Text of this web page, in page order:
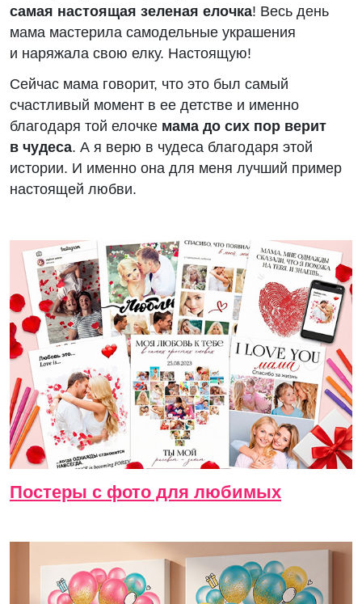
самая настоящая зеленая елочка! Весь день
мама мастерила самодельные украшения
и наряжала свою елку. Настоящую!
Сейчас мама говорит, что это был самый
счастливый момент в ее детстве и именно
благодаря той елочке мама до сих пор верит
в чудеса. А я верю в чудеса благодаря этой
истории. И именно она для меня лучший пример
настоящей любви.
Постеры с фото для любимых